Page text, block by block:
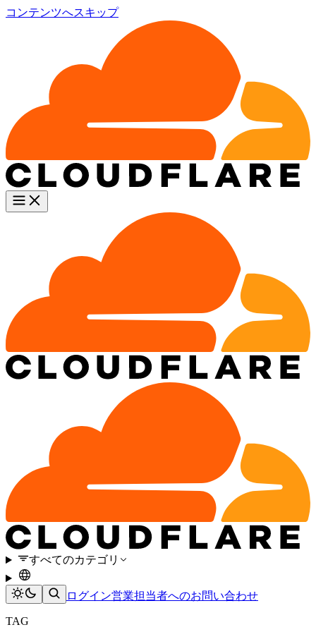
コンテンツへスキップ
すべてのカテゴリ
ログイン営業担当者へのお問い合わせ
TAG